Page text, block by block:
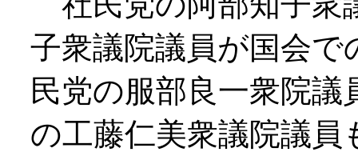
子衆議院議員が国会
民党の服部良一衆院
の工藤仁美衆議院議